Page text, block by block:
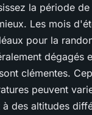
la période
Les mois
pour la
dégagés
clémentes.
peuvent
des altitudes